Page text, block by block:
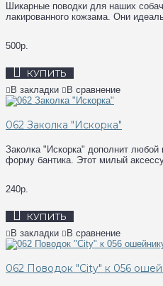
Шикарные поводки для наших
лакированного кожзама. Они
500р.
КУПИТЬ
В закладки В сравнение
062 Заколка "Искорка"
Заколка "Искорка" дополнит
форму бантика. Этот милый
240р.
КУПИТЬ
В закладки В сравнение
062 Поводок "City" к 056